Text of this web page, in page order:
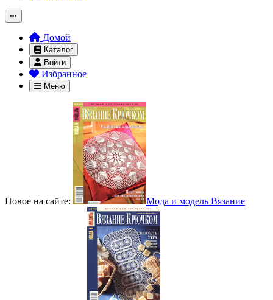
Домой
Каталог
Войти
Избранное
Меню
Новое на сайте: Мода и модель Вязание